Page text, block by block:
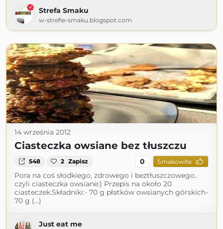
Strefa Smaku
w-strefie-smaku.blogspot.com
14 września 2012
Ciasteczka owsiane bez tłuszczu
548 2 Zapisz 0 Smakowite
Pora na coś słodkiego, zdrowego i beztłuszczowego..
czyli ciasteczka owsiane:) Przepis na około 20
ciasteczek.Składniki:- 70 g płatków owsianych górskich-
70 g (...)
Just eat me